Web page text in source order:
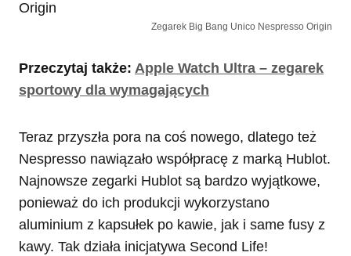
Zegarek Big Bang Unico Nespresso Origin
Przeczytaj także: Apple Watch Ultra – zegarek
sportowy dla wymagających
Teraz przyszła pora na coś nowego, dlatego też
Nespresso nawiązało współpracę z marką Hublot.
Najnowsze zegarki Hublot są bardzo wyjątkowe,
ponieważ do ich produkcji wykorzystano
aluminium z kapsułek po kawie, jak i same fusy z
kawy. Tak działa inicjatywa Second Life!